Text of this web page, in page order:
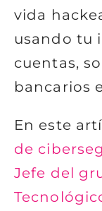
vida
usando tu
cuentas,
bancarios
En este
de
Jefe del